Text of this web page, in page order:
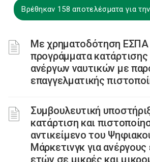
Βρέθηκαν 158 αποτελέσματα για
Με χρηματοδότηση ΕΣΠΑ
προγράμματα κατάρτισης
ανέργων ναυτικών με
επαγγελματικής
Συμβουλευτική
κατάρτιση και
αντικείμενο του
Μάρκετινγκ για
ετών σε μικρές και